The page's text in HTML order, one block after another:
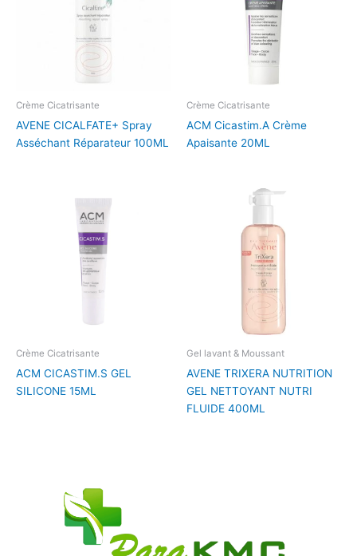
Crème Cicatrisante
AVENE CICALFATE+ Spray
Asséchant Réparateur 100ML
Crème Cicatrisante
ACM Cicastim.A Crème
Apaisante 20ML
Crème Cicatrisante
ACM CICASTIM.S GEL
SILICONE 15ML
Gel lavant & Moussant
AVENE TRIXERA NUTRITION
GEL NETTOYANT NUTRI
FLUIDE 400ML